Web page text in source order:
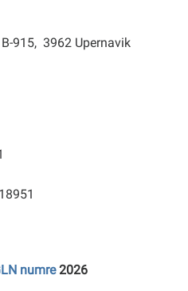
915, 3962 Upernavik
numre2026